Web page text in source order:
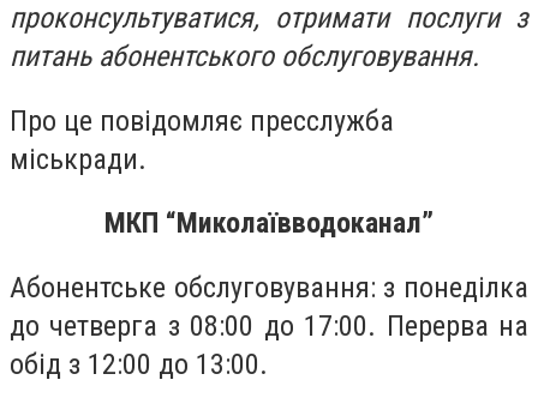
проконсультуватися, отримати послуги з
питань абонентського обслуговування.
Про це повідомляє пресслужба
міськради.
МКП “Миколаївводоканал”
Абонентське обслуговування: з понеділка
до четверга з 08:00 до 17:00. Перерва на
обід з 12:00 до 13:00.